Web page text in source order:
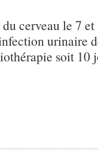
cerveau le 7
urinaire
soit 10